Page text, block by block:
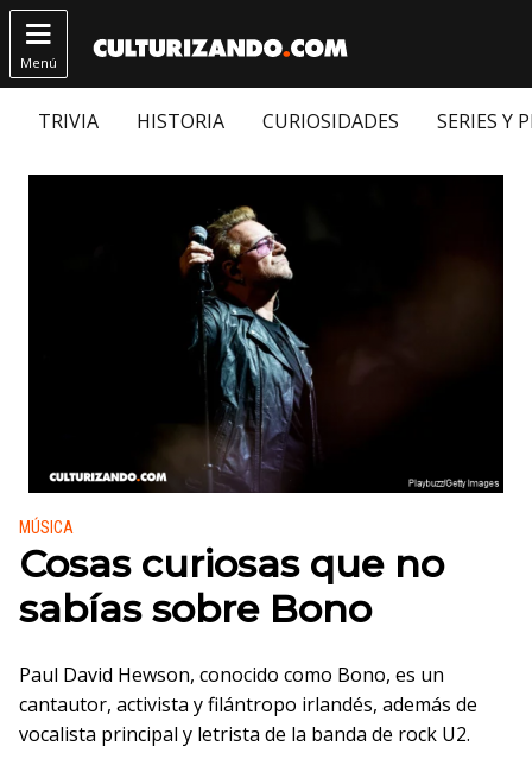

Menú
TRIVIA HISTORIA CURIOSIDADES SERIES Y
Publicado en:
MÚSICA
Cosas curiosas que no
sabías sobre Bono
Paul David Hewson, conocido como Bono, es un
cantautor, activista y filántropo irlandés, además de
vocalista principal y letrista de la banda de rock U2.